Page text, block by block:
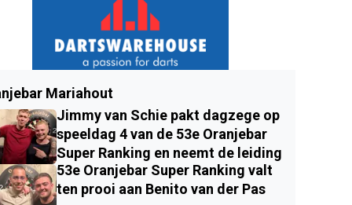
Mariahout
Jimmy van Schie pakt dagzege op
speeldag 4 van de 53e Oranjebar
Super Ranking en neemt de leiding
53e Oranjebar Super Ranking valt
ten prooi aan Benito van der Pas